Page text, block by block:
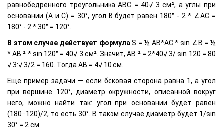
равнобедренного треугольника АВС = 40√ 3 см², а углы при
основании (A и C) = 30°, угол B будет равен 180° - 2 * ∠АС =
180° - 2 * 30° = 120°.
В этом случае действует формула S = ½ АВ*АС * sin ∠B = ½
* AB ² * sin 120° = 40√ 3 см². Значит, AB ² = 2*40√ 3/ sin 120 = 80
√ 3:√ 3/2 = 160. Тогда АВ = 4√ 10 см.
Еще пример задачи — если боковая сторона равна 1, а угол
при вершине 120°, диаметр окружности, описанной вокруг
него, можно найти так: угол при основании будет равен
(180−120)/2, то есть 30°. В таком случае диаметр будет 1/sin
30° = 2 см.